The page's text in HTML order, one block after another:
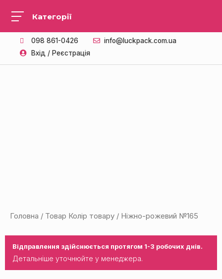
098 861-0426
info@luckpack.com.ua
Вхід / Реєстрація
Головна / Товар Колір товару / Ніжно-рожевий №165
Відправлення здійснюється протягом 1-3 робочих днів.
Детальніше уточнюйте у менеджера.